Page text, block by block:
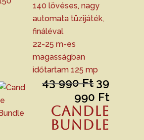
140 lövéses, nagy
automata tüzijáték,
fináléval
22-25 m-es
magasságban
időtartam 125 mp
43 990Ft Original
price
was:
43
990 Ft.
39
990 FtCurrent
Candle
Bundle